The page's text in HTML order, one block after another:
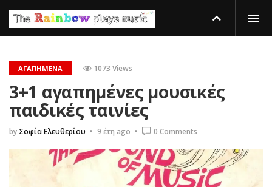
ΑΓΑΠΗΜΈΝΑ 1073 Views
3+1 αγαπημένες μουσικές
παιδικές ταινίες
by Σοφία Ελευθερίου 9 έτη ago 0 Comments